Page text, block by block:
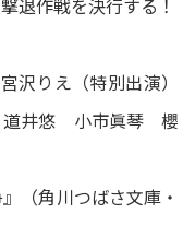
退作戦を決行する！
りえ（特別出演）
井悠 小市眞琴 櫻
（角川つばさ文庫・